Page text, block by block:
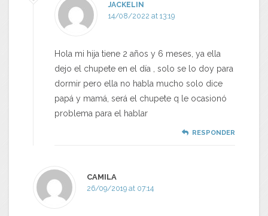
JACKELIN
14/08/2022 at 13:19
Hola mi hija tiene 2 años y 6 meses, ya ella
dejo el chupete en el día , solo se lo doy para
dormir pero ella no habla mucho solo dice
papá y mamá, será el chupete q le ocasionó
problema para el hablar
RESPONDER
CAMILA
26/09/2019 at 07:14